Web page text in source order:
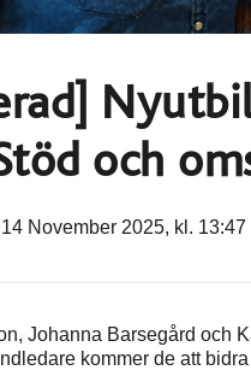
och
14 November 2025, kl. 13:47
Johanna Barsegård och
kommer de att